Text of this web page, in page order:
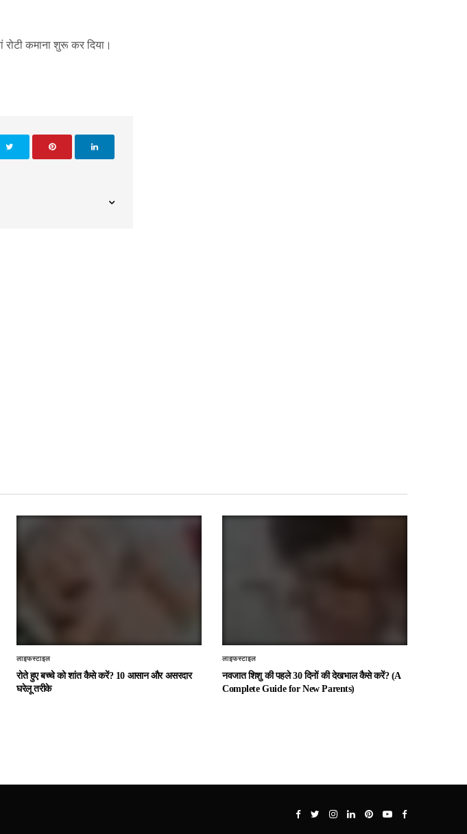
रोटी कमाना शुरू कर दिया।
लाइफस्टाइल
रोते हुए बच्चे को शांत कैसे करें? 10 आसान और असरदार
घरेलू तरीके
लाइफस्टाइल
नवजात शिशु की पहले 30 दिनों की देखभाल कैसे करें? (A
Complete Guide for New Parents)